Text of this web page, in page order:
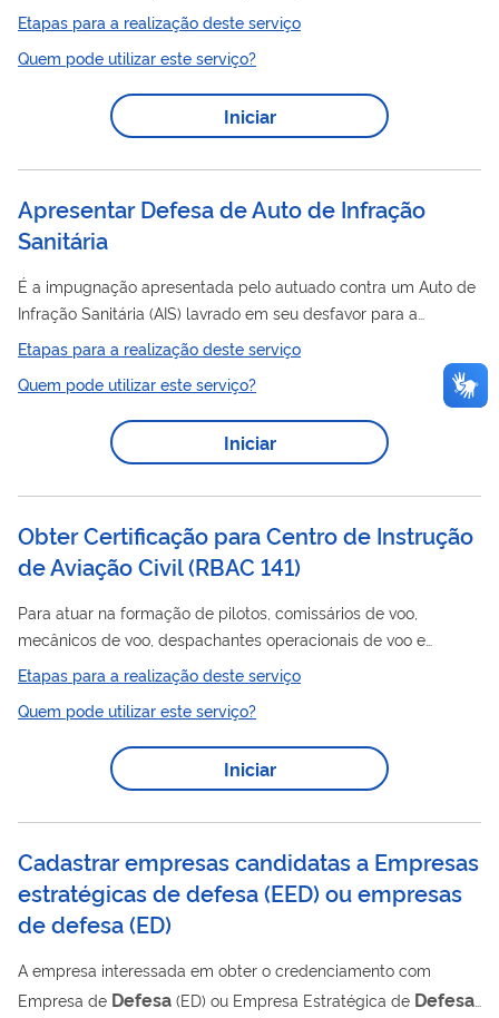
mecânicos de voo para fins de concessão/revalidação do
Certificado Médico Aeronáutico, nos termos do disposto no
RBAC 67. Os Médicos Credenciados (MC) podem realizar
exames de saúde periciais de 2ª, 4ª e 5ª classes. As Clínicas
credenciadas (CLC) podem realizar exames de todas as
informações gerais sobre o Exame...
Etapas para a realização deste serviço
Quem pode utilizar este serviço?
Iniciar
Apresentar Defesa de Auto de Infração
Sanitária
É a impugnação apresentada pelo autuado contra um Auto de
Infração Sanitária (AIS) lavrado em seu desfavor para a
apuração de infrações sanitárias que lhes são imputadas. É o
meio pelo qual o autuado exerce os seus direitos ao
contraditória e à ampladefesa, e possui previsão no Art. 22
da Lei nº6.437/1977, o qual concede o prazo de 15 dias para
, contado da notificação do AIS.
Etapas para a realização deste serviço
Quem pode utilizar este serviço?
Iniciar
Obter Certificação para Centro de Instrução
de Aviação Civil (RBAC 141)
Para atuar na formação de pilotos, comissários de voo,
mecânicos de voo, despachantes operacionais de voo e
mecânicos de manutenção aeronáutica, a entidade deverá ser
certificada junto à ANAC como Centro de Instrução de Aviação
Civil- CIAC. As regras de certificação e requisitos operacionais
para CIAC encontram-se no RBAC 141, na IS nº 141-004, IS nº
141-005, IS nº 141-006 e IS nº 141-007. Seguindo as diretrizes
Etapas para a realização deste serviço
Quem pode utilizar este serviço?
Iniciar
Cadastrar empresas candidatas a Empresas
estratégicas de defesa (EED) ou empresas
de defesa (ED)
A empresa interessada em obter o credenciamento com
Empresa de Defesa (ED) ou Empresa Estratégica de Defesa